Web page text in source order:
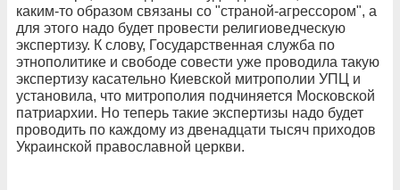
каким-то образом связаны со "страной-агрессором", а
для этого надо будет провести религиоведческую
экспертизу. К слову, Государственная служба по
этнополитике и свободе совести уже проводила такую
экспертизу касательно Киевской митрополии УПЦ и
установила, что митрополия подчиняется Московской
патриархии. Но теперь такие экспертизы надо будет
проводить по каждому из двенадцати тысяч приходов
Украинской православной церкви.